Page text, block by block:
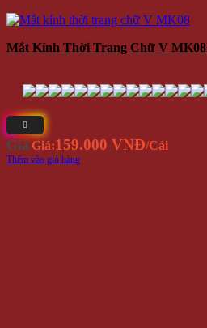
Mắt Kính Thời Trang Chữ V MK08
Giá Giá:159.000 VNĐ/Cái
Thêm vào giỏ hàng